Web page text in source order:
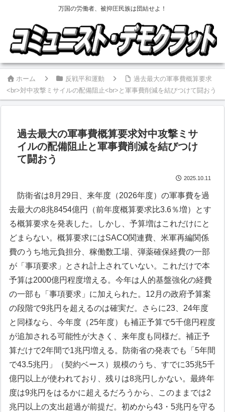
万国の労働者、被抑圧民族は団結せよ！
ホーム 反戦平和運動
過去最大の軍事費概算要求
<br>対中攻撃ミサイルの配備阻止<br>と軍事費削減を結びつけて闘おう
過去最大の軍事費概算要求対中攻撃ミサ
イルの配備阻止と軍事費削減を結びつけ
て闘おう
2025.10.11
防衛省は8月29日、来年度（2026年度）の軍事費を過
去最大の8兆8454億円（前年度概算要求比3.6％増）とす
る概算要求を発表した。しかし、予算増はこれだけにと
どまらない。概算要求にはSACO関連費、米軍再編関係
費のうち地元負担分、稼働数工場、弾薬確保経費の一部
が「事項要求」とされ計上されていない。これだけで本
予算は2000億円程度増える。今年は人的基盤強化の経費
の一部も「事項要求」に加えられた。12月の政府予算案
の段階で9兆円を超えるのは確実だ。さらに23、24年度
と同様なら、今年度（25年度）も補正予算で5千億円程度
が追加される可能性が大きく、来年度も同様だ。補正予
算だけで2年間で1兆円増える。防衛省の発表でも「5年間
で43.5兆円」（契約ベース）規模のうち、すでに35兆5千
億円以上が使われており、残りは8兆円しかない。最終年
度は9兆円をはるかに超えるだろうから、このままでは2
兆円以上の支出超過が前提だ。初めから43・5兆円を守る